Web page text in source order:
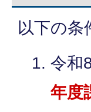
以下の条
令和
年度